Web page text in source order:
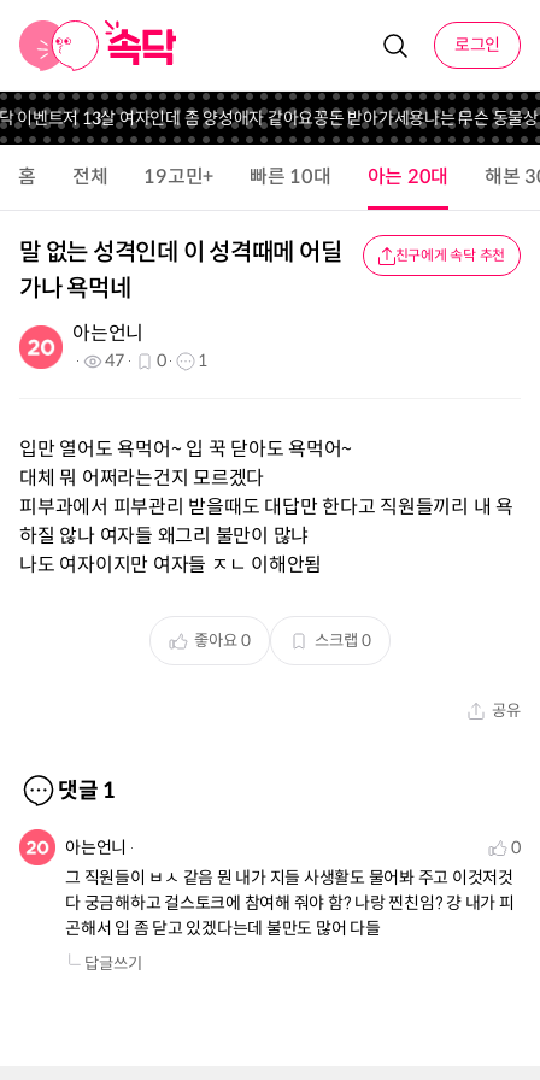
로그인
이벤트저 13살 여자인데 좀 양성애자 같아요꽁돈 받아가세용나는 무슨 동물상
홈 전체 19고민+ 빠른 10대 아는 20대 해본
말 없는 성격인데 이 성격때메 어딜
가나 욕먹네
친구에게 속닥 추천
아는언니
47 0 1
입만 열어도 욕먹어~ 입 꾹 닫아도 욕먹어~
대체 뭐 어쩌라는건지 모르겠다
피부과에서 피부관리 받을때도 대답만 한다고 직원들끼리 내 욕
하질 않나 여자들 왜그리 불만이 많냐
나도 여자이지만 여자들 ㅈㄴ 이해안됨
좋아요0 스크랩 0
공유
댓글 1
아는언니
0
그 직원들이 ㅂㅅ 같음 뭔 내가 지들 사생활도 물어봐 주고 이것저것
다 궁금해하고 걸스토크에 참여해 줘야 함? 나랑 찐친임? 걍 내가 피
곤해서 입 좀 닫고 있겠다는데 불만도 많어 다들
답글쓰기